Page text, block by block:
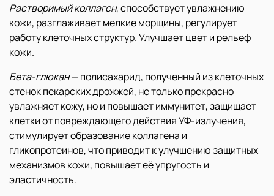
Растворимый коллаген, способствует увлажнению
кожи, разглаживает мелкие морщины, регулирует
работу клеточных структур. Улучшает цвет и рельеф
кожи.
Бета-глюкан— полисахарид, полученный из клеточных
стенок пекарских дрожжей, не только прекрасно
увлажняет кожу, но и повышает иммунитет, защищает
клетки от повреждающего действия УФ-излучения,
стимулирует образование коллагена и
гликопротеинов, что приводит к улучшению защитных
механизмов кожи, повышает её упругость и
эластичность.